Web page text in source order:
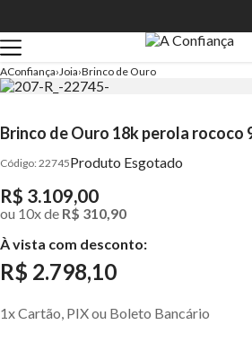
AConfiança Joia Brinco de Ouro
Brinco de Ouro 18k perola rococo
22745Produto Esgotado
R$ 3.109,00
ou 10xde R$ 310,90
À vista com desconto:
R$ 2.798,10
1x Cartão, PIX ou Boleto Bancário